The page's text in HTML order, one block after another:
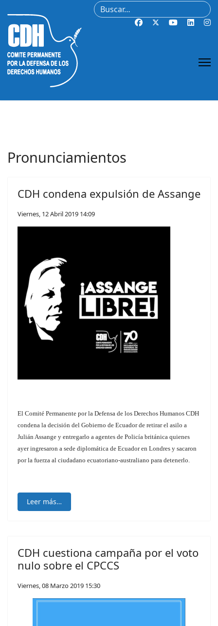
Buscar
Pronunciamientos
CDH condena expulsión de Assange
Viernes, 12 Abril 2019 14:09
El Comité Permanente por la Defensa de los Derechos Humanos CDH
condena la decisión del Gobierno de Ecuador de retirar el asilo a
Julián Assange y entregarlo a agentes de Policía británica quienes
ayer ingresaron a sede diplomática de Ecuador en Londres y sacaron
por la fuerza al ciudadano ecuatoriano-australiano para detenerlo.
Leer más…
CDH cuestiona campaña por el voto
nulo sobre el CPCCS
Viernes, 08 Marzo 2019 15:30